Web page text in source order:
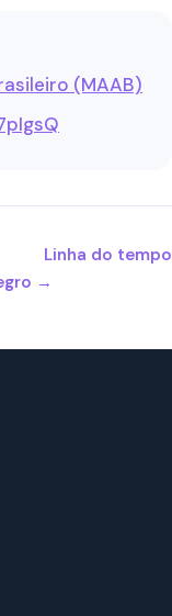
(MAAB)
Linha do tempo
→